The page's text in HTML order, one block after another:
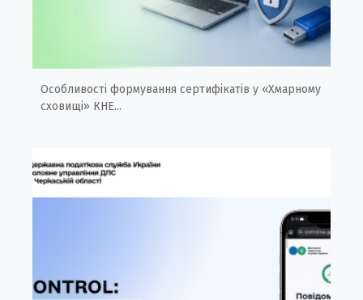
Особливості формування сертифікатів у «Хмарному
сховищі» КНЕ...